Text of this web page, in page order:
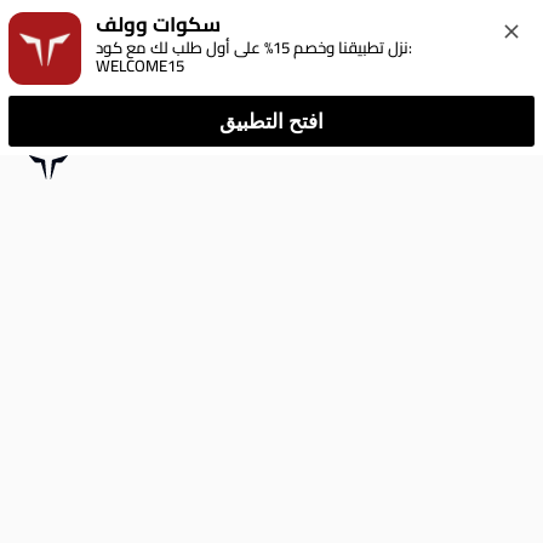
سكوات وولف
نزل تطبيقنا وخصم 15% على أول طلب لك مع كود:
WELCOME15
افتح التطبيق